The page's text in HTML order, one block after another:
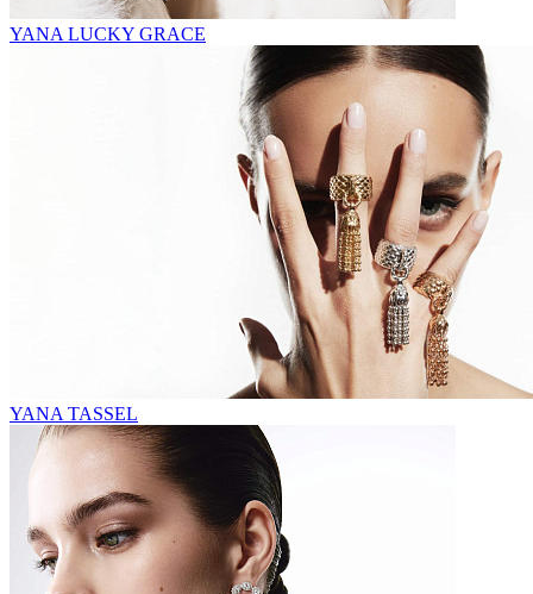
YANA LUCKY GRACE
YANA TASSEL